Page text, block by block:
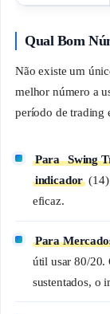
Qual Bom
Não existe um
melhor número a
período detrading
Para Swing
indicador
eficaz.
Para
útil usar 80/20.
sustentados, o